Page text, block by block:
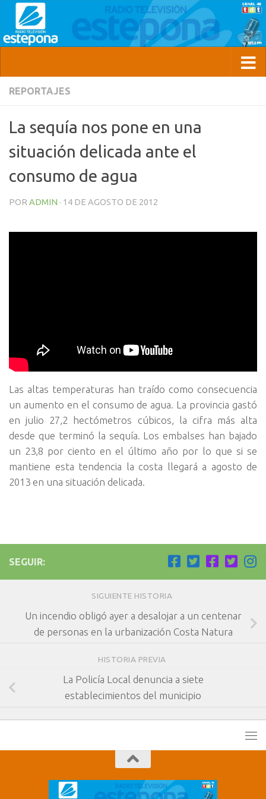
REPORTAJES
La sequía nos pone en una
situación delicada ante el
consumo de agua
POR ADMIN · 14 DE AGOSTO DE 2012
Las altas temperaturas han traído como consecuencia
un aumento en el consumo de agua. La provincia gastó
en julio 27,2 hectómetros cúbicos, la cifra más alta
desde que terminó la sequía. Los embalses han bajado
un 23,8 por ciento en el último año por lo que si se
mantiene esta tendencia la costa llegará a agosto de
2013 en una situación delicada.
SEGUIR:
SIGUIENTE HISTORIA
Un incendio obligó ayer a desalojar a un centenar
de personas en la urbanización Costa Natura
HISTORIA PREVIA
La Policía Local denuncia a siete
establecimientos del municipio